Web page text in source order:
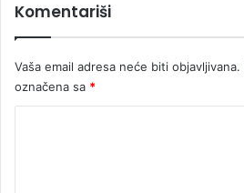
Komentariši
Vaša email adresa neće biti objavljivana.
označena sa *